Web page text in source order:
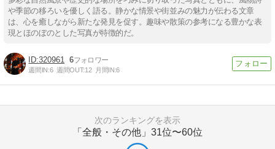
や季節の移ろいを優しく語る。静かな情景や街並みの魅力が伝わる文章
は、心を癒しながら新たな発見を促す。趣味や散策の参考になる豊かな表
現とほのぼのとした写真が特徴的だ。
320961 6
週間IN:6 週間OUT:12 月間IN:6
次のランキングを表示
「全般・その他」 31位〜60位